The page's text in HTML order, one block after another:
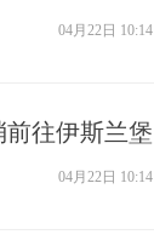
04月22日 10:14
往伊斯兰堡
04月22日 10:14